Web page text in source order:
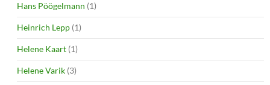
Hans Pöögelmann (1)
Heinrich Lepp (1)
Helene Kaart (1)
Helene Varik (3)